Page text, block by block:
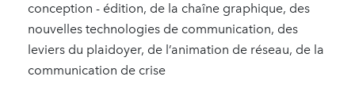
conception - édition, de la chaîne graphique, des
nouvelles technologies de communication, des
leviers du plaidoyer, de l’animation de réseau, de la
communication de crise